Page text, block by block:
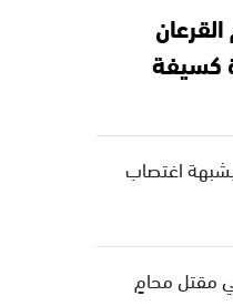
كسيفة
اغتصاب
مقتل محامٍ